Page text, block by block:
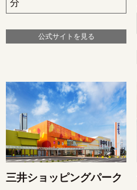
分
公式サイトを見る
三井ショッピングパーク